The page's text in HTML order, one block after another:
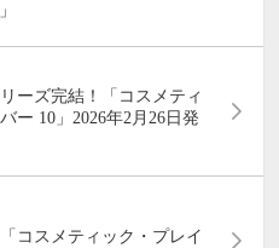
ーズ完結！「コスメティ
ー 10」2026年2月26日発
コスメティック・プレイ